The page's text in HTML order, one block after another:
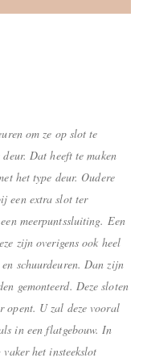
om ze op slot te
Dat heeft te maken
het type deur. Oudere
een extra slot ter
meerpuntssluiting. Een
zijn overigens ook heel
schuurdeuren. Dan zijn
gemonteerd. Deze sloten
opent. U zal deze vooral
in een flatgebouw. In
het insteekslot